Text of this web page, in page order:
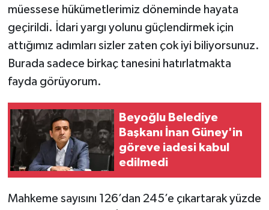
müessese hükümetlerimiz döneminde hayata
geçirildi. İdari yargı yolunu güçlendirmek için
attığımız adımları sizler zaten çok iyi biliyorsunuz.
Burada sadece birkaç tanesini hatırlatmakta
fayda görüyorum.
Beyoğlu Belediye
Başkanı İnan Güney'in
göreve iadesi kabul
edilmedi
Mahkeme sayısını 126’dan 245’e çıkartarak yüzde